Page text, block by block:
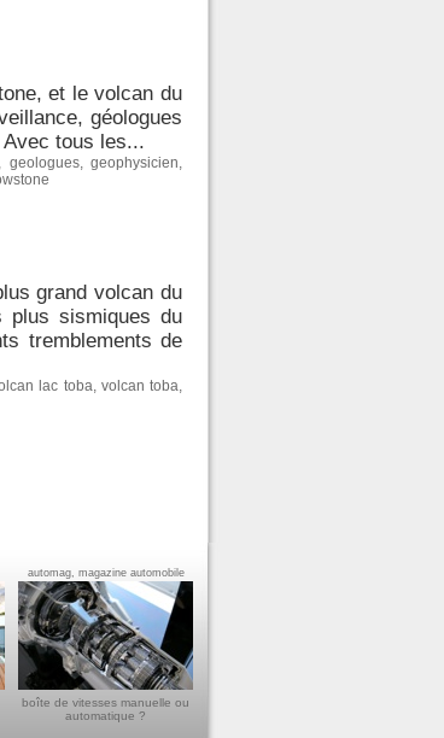
et le volcan du
géologues
tous les...
, geologues,geophysicien,
grand volcan du
plus sismiques du
tremblements de
lac toba, volcan toba,
automag, magazine automobile
boîte de vitesses manuelle ou
automatique ?